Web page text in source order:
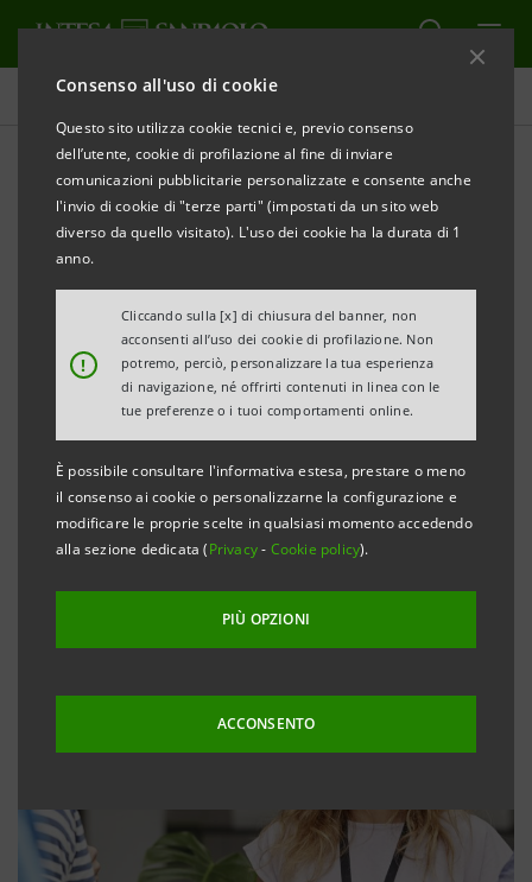
Consenso all'uso di cookie
Questo sito utilizza cookie tecnici e, previo consenso
dell’utente, cookie di profilazione al fine di inviare
comunicazioni pubblicitarie personalizzate e consente anche
l'invio di cookie di "terze parti" (impostati da un sito web
diverso da quello visitato). L'uso dei cookie ha la durata di 1
anno.
!
Cliccando sulla [x] di chiusura del banner, non
acconsenti all’uso dei cookie di profilazione. Non
potremo, perciò, personalizzare la tua esperienza
di navigazione, né offrirti contenuti in linea con le
tue preferenze o i tuoi comportamenti online.
È possibile consultare l'informativa estesa, prestare o meno
il consenso ai cookie o personalizzarne la configurazione e
modificare le proprie scelte in qualsiasi momento accedendo
alla sezione dedicata (Privacy- Cookie policy).
PIÙ OPZIONI
ACCONSENTO
Tutti gli eventi sostenuti dalla banca
SOSTENIBILITÀ
Certificazioni ESG:
approccio per il futuro